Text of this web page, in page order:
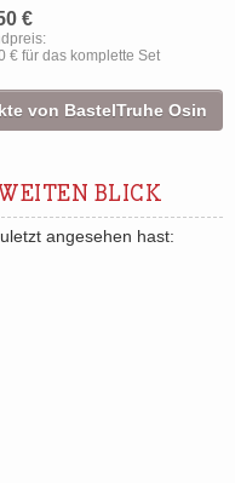
€
€ für das komplette Set
von BastelTruhe Osin
BLICK
angesehen hast: